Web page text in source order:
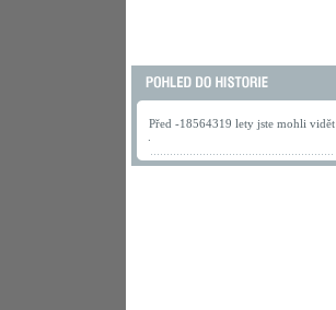
Před -18564319 lety jste mohli vidět